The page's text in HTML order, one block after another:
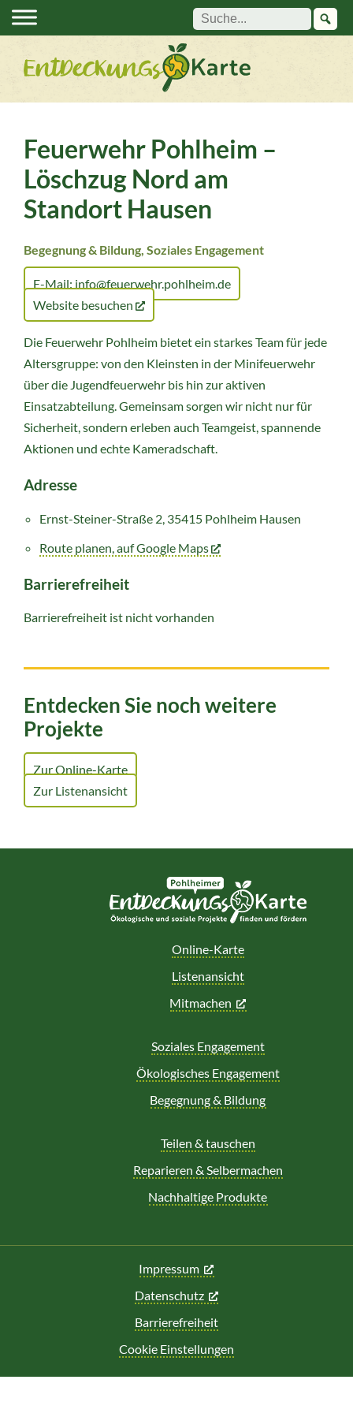
Suche:
Feuerwehr Pohlheim –
Löschzug Nord am
Standort Hausen
Begegnung & Bildung, Soziales Engagement
E-Mail: info@feuerwehr.pohlheim.de
Website besuchen
Die Feuerwehr Pohlheim bietet ein starkes Team für jede
Altersgruppe: von den Kleinsten in der Minifeuerwehr
über die Jugendfeuerwehr bis hin zur aktiven
Einsatzabteilung. Gemeinsam sorgen wir nicht nur für
Sicherheit, sondern erleben auch Teamgeist, spannende
Aktionen und echte Kameradschaft.
Adresse
Ernst-Steiner-Straße 2, 35415 Pohlheim Hausen
Route planen, auf Google Maps
Barrierefreiheit
Barrierefreiheit ist nicht vorhanden
Entdecken Sie noch weitere
Projekte
Zur Online-Karte
Zur Listenansicht
Online-Karte
Listenansicht
Mitmachen
Soziales Engagement
Ökologisches Engagement
Begegnung & Bildung
Teilen & tauschen
Reparieren & Selbermachen
Nachhaltige Produkte
Impressum
Datenschutz
Barrierefreiheit
Cookie Einstellungen